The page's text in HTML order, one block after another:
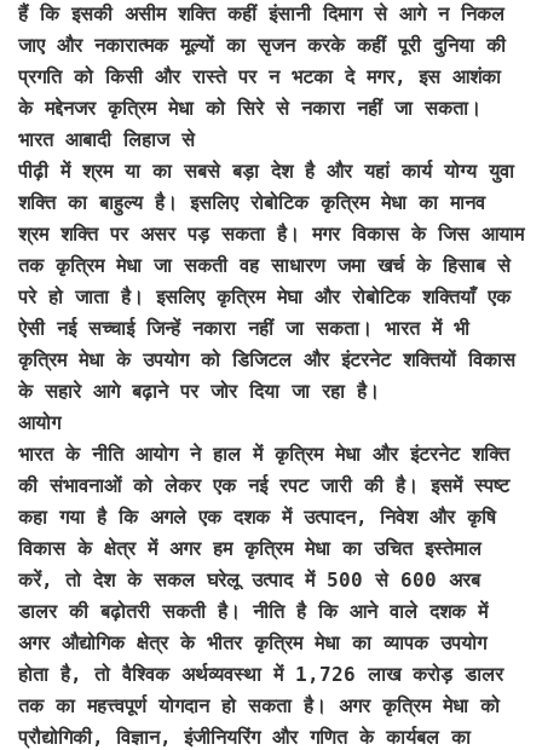
हैं कि इसकी असीम शक्ति कहीं इंसानी दिमाग से आगे न निकल
जाए और नकारात्मक मूल्यों का सृजन करके कहीं पूरी दुनिया की
प्रगति को किसी और रास्ते पर न भटका दे मगर, इस आशंका
के मद्देनजर कृत्रिम मेधा को सिरे से नकारा नहीं जा सकता।
भारत आबादी लिहाज से
पीढ़ी में श्रम या का सबसे बड़ा देश है और यहां कार्य योग्य युवा
शक्ति का बाहुल्य है। इसलिए रोबोटिक कृत्रिम मेधा का मानव
श्रम शक्ति पर असर पड़ सकता है। मगर विकास के जिस आयाम
तक कृत्रिम मेधा जा सकती वह साधारण जमा खर्च के हिसाब से
परे हो जाता है। इसलिए कृत्रिम मेघा और रोबोटिक शक्तियाँ एक
ऐसी नई सच्चाई जिन्हें नकारा नहीं जा सकता। भारत में भी
कृत्रिम मेधा के उपयोग को डिजिटल और इंटरनेट शक्तियों विकास
के सहारे आगे बढ़ाने पर जोर दिया जा रहा है।
आयोग
भारत के नीति आयोग ने हाल में कृत्रिम मेधा और इंटरनेट शक्ति
की संभावनाओं को लेकर एक नई रपट जारी की है। इसमें स्पष्ट
कहा गया है कि अगले एक दशक में उत्पादन, निवेश और कृषि
विकास के क्षेत्र में अगर हम कृत्रिम मेधा का उचित इस्तेमाल
करें, तो देश के सकल घरेलू उत्पाद में 500 से 600 अरब
डालर की बढ़ोतरी सकती है। नीति है कि आने वाले दशक में
अगर औद्योगिक क्षेत्र के भीतर कृत्रिम मेधा का व्यापक उपयोग
होता है, तो वैश्विक अर्थव्यवस्था में 1,726 लाख करोड़ डालर
तक का महत्त्वपूर्ण योगदान हो सकता है। अगर कृत्रिम मेधा को
प्रौद्योगिकी, विज्ञान, इंजीनियरिंग और गणित के कार्यबल का